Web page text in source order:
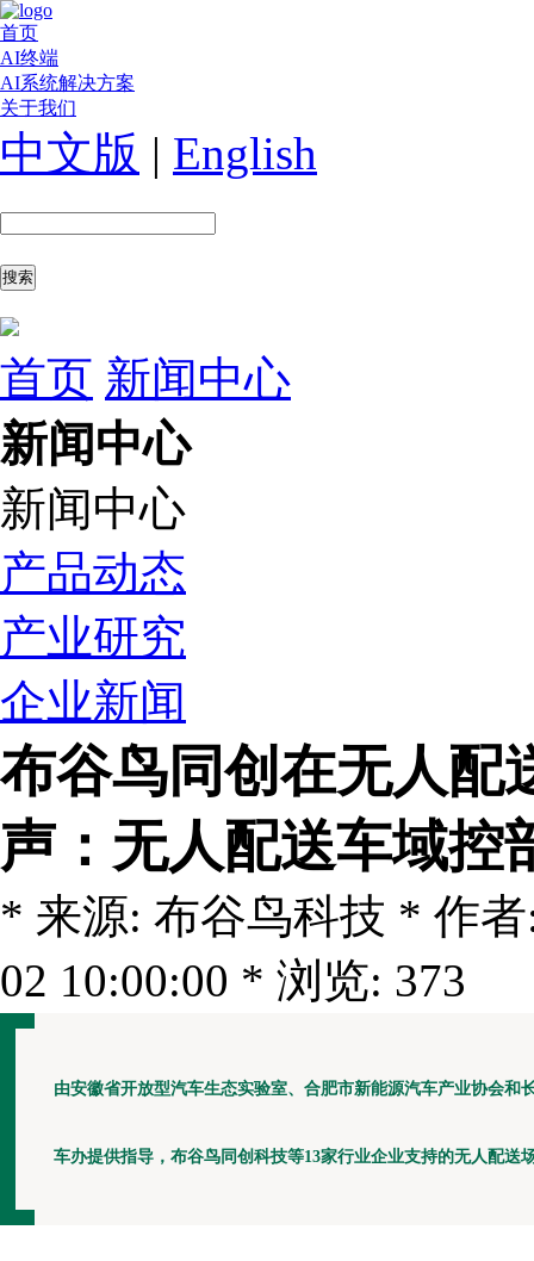
首页
AI终端
AI系统解决方案
关于我们
中文版 | English
首页 新闻中心
新闻中心
新闻中心
产品动态
产业研究
企业新闻
布谷鸟同创在无人配
声：无人配送车域控
* 来源: 布谷鸟科技 * 作
02 10:00:00 * 浏览: 373
由安徽省开放型汽车生态实验室、合肥市新能源汽车产业协会
车办提供指导， 布谷鸟同创科技等13家行业企业支持的无人配送